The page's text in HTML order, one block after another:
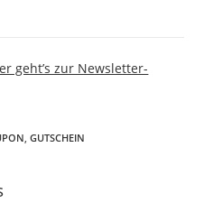
geht’s zur Newsletter-
, GUTSCHEIN